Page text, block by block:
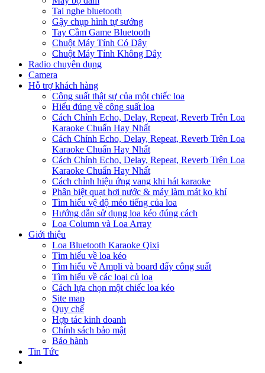
Tai nghe bluetooth
Gậy chụp hình tự sướng
Tay Cầm Game Bluetooth
Chuột Máy Tính Có Dây
Chuột Máy Tính Không Dây
Radio chuyên dụng
Camera
Hỗ trợ khách hàng
Công suất thật sự của một chiếc loa
Hiểu đúng về công suất loa
Cách Chỉnh Echo, Delay, Repeat, Reverb Trên Loa
Karaoke Chuẩn Hay Nhất
Cách Chỉnh Echo, Delay, Repeat, Reverb Trên Loa
Karaoke Chuẩn Hay Nhất
Cách Chỉnh Echo, Delay, Repeat, Reverb Trên Loa
Karaoke Chuẩn Hay Nhất
Cách chỉnh hiệu ứng vang khi hát karaoke
Phân biệt quạt hơi nước & máy làm mát ko khí
Tìm hiểu vệ độ méo tiếng của loa
Hướng dẫn sử dụng loa kéo đúng cách
Loa Column và Loa Array
Giới thiệu
Loa Bluetooth Karaoke Qixi
Tìm hiểu về loa kéo
Tìm hiểu về Ampli và board đẩy công suất
Tìm hiểu về các loại củ loa
Cách lựa chọn một chiếc loa kéo
Site map
Quy chế
Hợp tác kinh doanh
Chính sách bảo mật
Bảo hành
Tin Tức